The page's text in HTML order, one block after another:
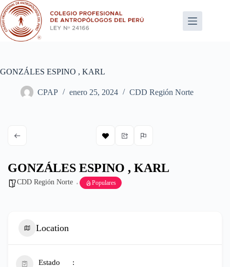
Saltar
al
contenido
GONZÁLES ESPINO , KARL
CPAP enero 25, 2024 CDD Región Norte
GONZÁLES ESPINO , KARL
CDD Región Norte Populares
Location
Estado